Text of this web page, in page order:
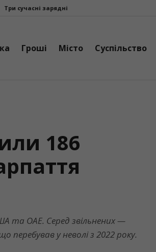
EcoFlow DELTA 3 Max поїхали на фронт від
Гроші Місто Суспільство
186
та ОАЕ. Серед звільнених —
перебував у неволі з 2022 року.